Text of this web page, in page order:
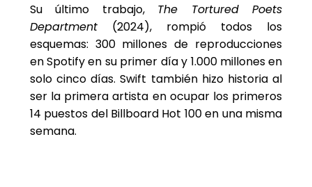
Su último trabajo, The Tortured Poets
Department(2024), rompió todos los
esquemas: 300 millones de reproducciones
en Spotify en su primer día y 1.000 millones en
solo cinco días. Swift también hizo historia al
ser la primera artista en ocupar los primeros
14 puestos del Billboard Hot 100 en una misma
semana.